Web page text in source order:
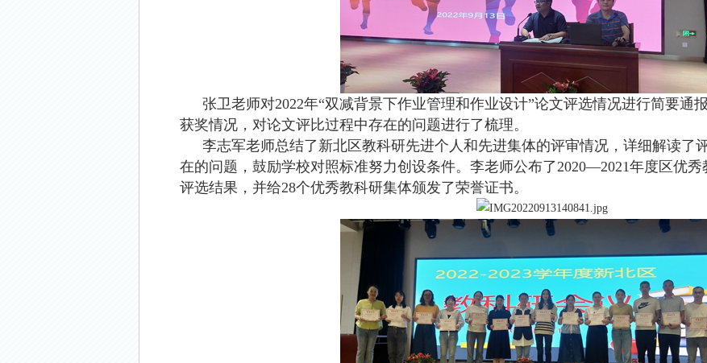
张卫老师对2022年“双减背景下作业管理和作业设计”论文评选情况进行简要通
获奖情况，对论文评比过程中存在的问题进行了梳理。
李志军老师总结了新北区教科研先进个人和先进集体的评审情况，详细解读了
在的问题，鼓励学校对照标准努力创设条件。李老师公布了2020—2021年度区优秀
评选结果，并给28个优秀教科研集体颁发了荣誉证书。